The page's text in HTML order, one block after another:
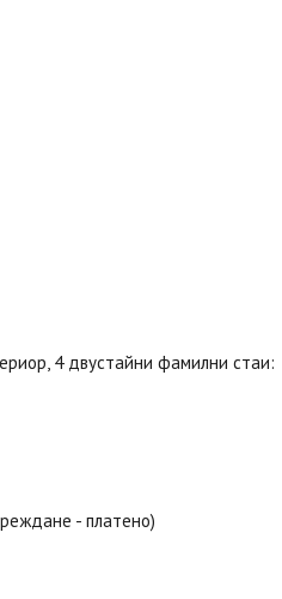
4 двустайни фамилни стаи:
- платено)